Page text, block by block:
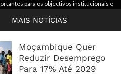
MAIS NOTÍCIAS
Moçambique Quer
Reduzir Desemprego
Para 17% Até 2029
para os objectivos institucionais e